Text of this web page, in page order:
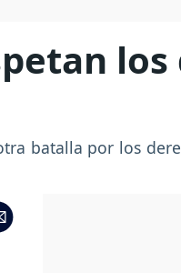
los
batalla por los